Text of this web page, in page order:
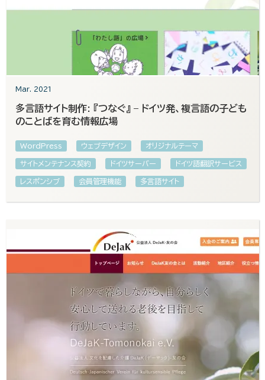
Mar. 2021
多言語サイト制作: 『つなぐ』 – ドイツ発、複言語の子ども
のことばを育む情報広場
WordPress ウェブデザイン オリジナルテーマ
サイトメンテナンス契約 ドイツサーバー ドイツ語翻訳サービス
レスポンシブ 会員管理機能 多言語サイト